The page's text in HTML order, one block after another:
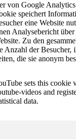
von Google
speichert
eine Website
Analysebericht
Zu den
Anzahl der Besucher,
die sie anonym
sets this cookie
videos and
data.